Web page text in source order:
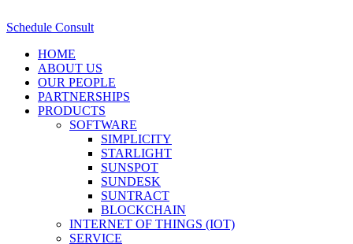
Schedule Consult
HOME
ABOUT US
OUR PEOPLE
PARTNERSHIPS
PRODUCTS
SOFTWARE
SIMPLICITY
STARLIGHT
SUNSPOT
SUNDESK
SUNTRACT
BLOCKCHAIN
INTERNET OF THINGS (IOT)
SERVICE